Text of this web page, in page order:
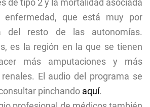
de tipo 2 y la mortalidad asociada
enfermedad, que está muy por
del resto de las autonomías.
es la región en la que se tienen
más amputaciones y más
El audio del programa se
pinchando aquí.